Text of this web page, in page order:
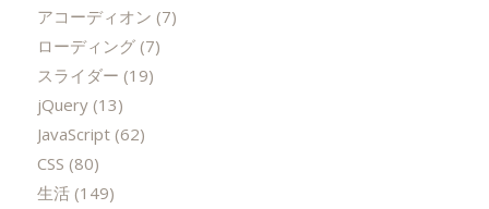
アコーディオン (7)
ローディング(7)
スライダー (19)
jQuery(13)
JavaScript(62)
CSS (80)
生活(149)